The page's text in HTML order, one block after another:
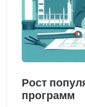
Рост
программ